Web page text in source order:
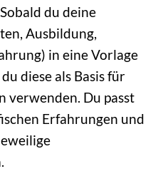
du deine
Ausbildung,
in eine Vorlage
diese als Basis für
verwenden. Du passt
Erfahrungen und